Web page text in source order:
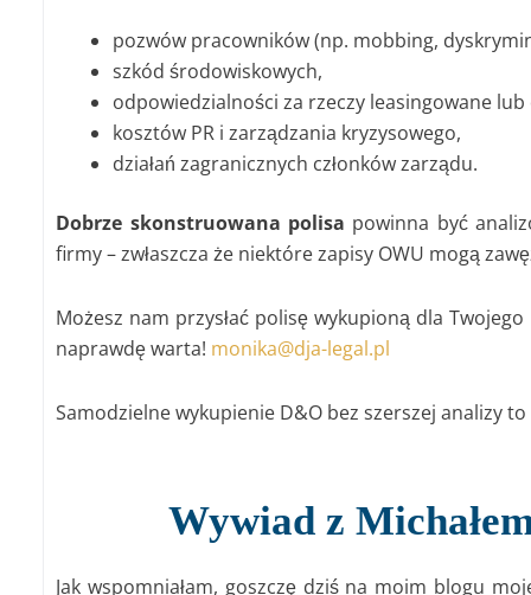
pozwów pracowników (np. mobbing,
szkód środowiskowych,
odpowiedzialności za rzeczy leasingowane
kosztów PR i zarządzania kryzysowego,
działań zagranicznych członków zarządu.
Dobrze skonstruowana polisa powinna być
firmy – zwłaszcza że niektóre zapisy OWU mogą
Możesz nam przysłać polisę wykupioną dla
naprawdę warta! monika@dja-legal.pl
Samodzielne wykupienie D&O bez szerszej analizy
Wywiad z
Jak wspomniałam, goszczę dziś na moim blogu